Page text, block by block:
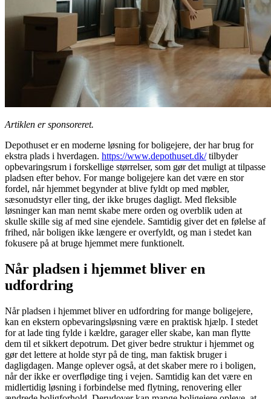
Artiklen er sponsoreret.
Depothuset er en moderne løsning for boligejere, der har brug for
ekstra plads i hverdagen. https://www.depothuset.dk/tilbyder
opbevaringsrum i forskellige størrelser, som gør det muligt at tilpasse
pladsen efter behov. For mange boligejere kan det være en stor
fordel, når hjemmet begynder at blive fyldt op med møbler,
sæsonudstyr eller ting, der ikke bruges dagligt. Med fleksible
løsninger kan man nemt skabe mere orden og overblik uden at
skulle skille sig af med sine ejendele. Samtidig giver det en følelse af
frihed, når boligen ikke længere er overfyldt, og man i stedet kan
fokusere på at bruge hjemmet mere funktionelt.
Når pladsen i hjemmet bliver en
udfordring
Når pladsen i hjemmet bliver en udfordring for mange boligejere,
kan en ekstern opbevaringsløsning være en praktisk hjælp. I stedet
for at lade ting fylde i kældre, garager eller skabe, kan man flytte
dem til et sikkert depotrum. Det giver bedre struktur i hjemmet og
gør det lettere at holde styr på de ting, man faktisk bruger i
dagligdagen. Mange oplever også, at det skaber mere ro i boligen,
når der ikke er overflødige ting i vejen. Samtidig kan det være en
midlertidig løsning i forbindelse med flytning, renovering eller